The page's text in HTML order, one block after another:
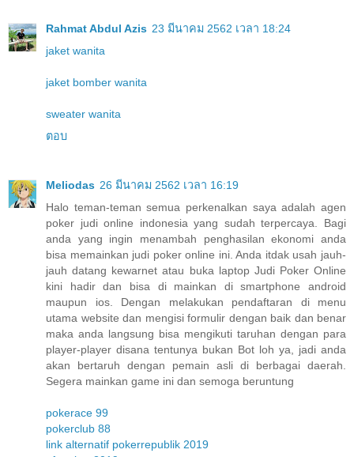
Rahmat Abdul Azis 23 มีนาคม 2562 เวลา 18:24
jaket wanita
jaket bomber wanita
sweater wanita
ตอบ
Meliodas 26 มีนาคม 2562 เวลา 16:19
Halo teman-teman semua perkenalkan saya adalah agen
poker judi online indonesia yang sudah terpercaya. Bagi
anda yang ingin menambah penghasilan ekonomi anda
bisa memainkan judi poker online ini. Anda itdak usah jauh-
jauh datang kewarnet atau buka laptop Judi Poker Online
kini hadir dan bisa di mainkan di smartphone android
maupun ios. Dengan melakukan pendaftaran di menu
utama website dan mengisi formulir dengan baik dan benar
maka anda langsung bisa mengikuti taruhan dengan para
player-player disana tentunya bukan Bot loh ya, jadi anda
akan bertaruh dengan pemain asli di berbagai daerah.
Segera mainkan game ini dan semoga beruntung
pokerace 99
pokerclub 88
link alternatif pokerrepublik 2019